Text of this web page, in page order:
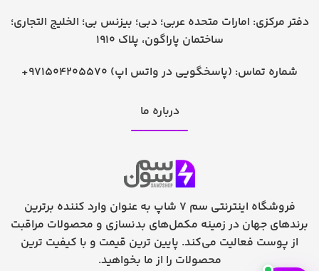
دفتر مرکزی: امارات متحده عربی؛ دبی؛ بیزنس بی؛ الخلیج التجاری؛
ساختمان پاراگون، پلاک 1910
شماره تماس: +971504205570 (پاسخگویی در واتس اپ)
درباره ما
فروشگاه اینترنتی سم 7 شاپ به عنوان وارد کننده برترین
برندهای جهان در زمینه مکمل‌های بدنسازی و محصولات مراقبت
از پوست فعالیت می‌کند. پایین ترین قیمت و با کیفیت ترین
محصولات را از ما بخواهید.